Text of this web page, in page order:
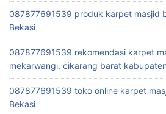
087877691539 produk karpet masjid
Bekasi
087877691539 rekomendasi karpet
mekarwangi, cikarang barat
087877691539 toko online karpet
Bekasi